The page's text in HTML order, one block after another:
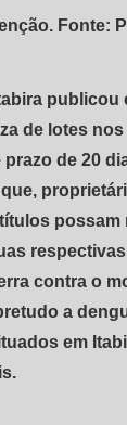
Fonte:
publicou
de lotes
de 20
possam
contra o
a
em